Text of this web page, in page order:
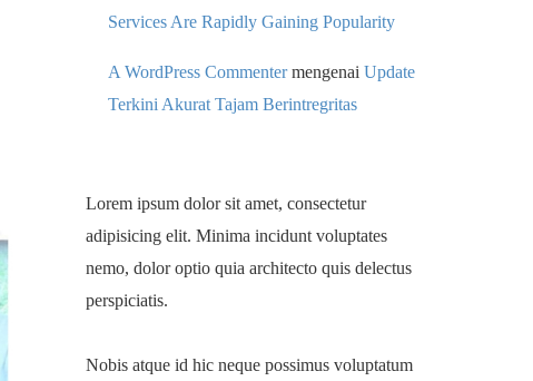
Services Are Rapidly Gaining Popularity
A WordPress Commentermengenai Update
Terkini Akurat Tajam Berintregritas
Lorem ipsum dolor sit amet, consectetur
adipisicing elit. Minima incidunt voluptates
nemo, dolor optio quia architecto quis delectus
perspiciatis.
Nobis atque id hic neque possimus voluptatum